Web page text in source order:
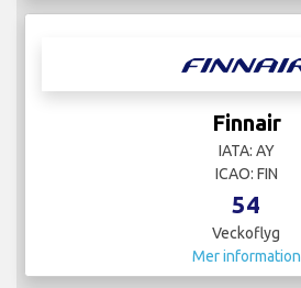
Finnair
IATA: AY
ICAO: FIN
54
Veckoflyg
Mer information